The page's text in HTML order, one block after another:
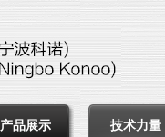
产品展示 技术力量